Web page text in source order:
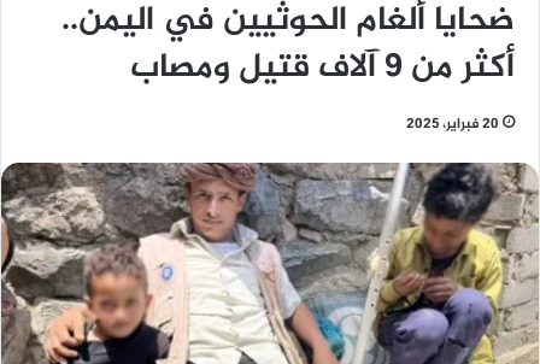
ضحايا ألغام الحوثيين في اليمن..
أكثر من 9 آلاف قتيل ومصاب
20 فبراير، 2025